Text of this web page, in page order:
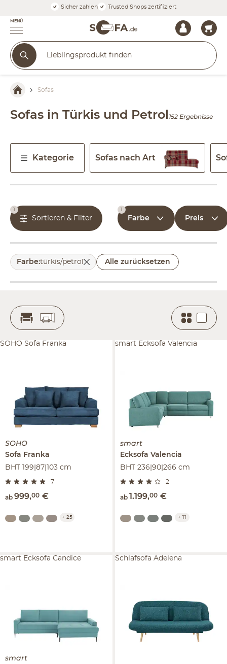
Sicher zahlen Trusted Shops zertifiziert
MENÜ
Sofas
Sofas in Türkis und Petrol 152 Ergebnisse
Kategorie Sofas nach Art
1
Sortieren & Filter
1
Farbe Preis
Farbe:türkis/petrol Alle zurücksetzen
SOHO
Sofa Franka
BHT 199|87|103 cm
7
ab 999,00 €
SOHO Sofa Franka
+ 25
smart
Ecksofa Valencia
BHT 236|90|266 cm
2
ab 1.199,00 €
smart Ecksofa Valencia
+ 11
smart
smart Ecksofa Candice Schlafsofa Adelena